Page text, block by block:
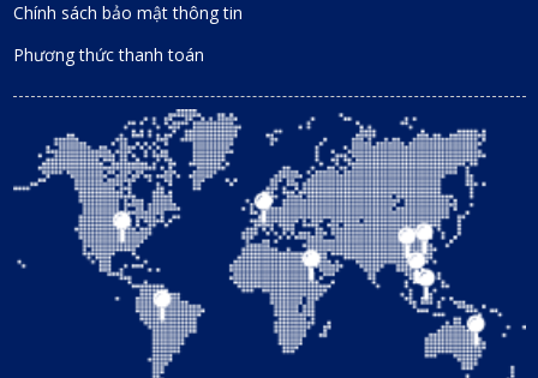
Chính sách bảo mật thông tin
Phương thức thanh toán